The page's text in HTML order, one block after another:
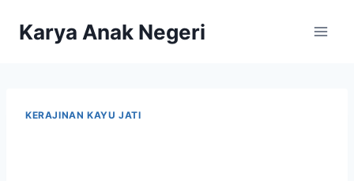
Karya Anak Negeri
KERAJINAN KAYU JATI